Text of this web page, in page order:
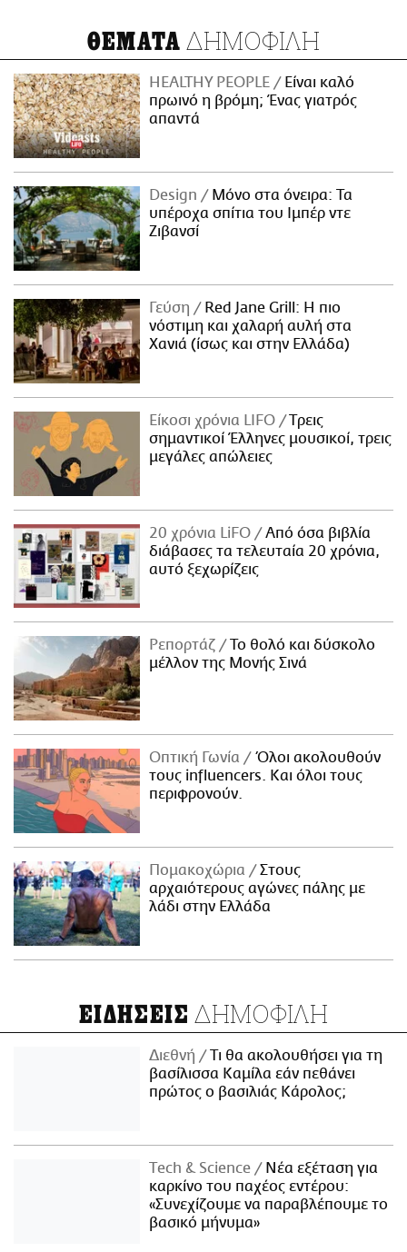
ΘΕΜΑΤΑ ΔΗΜΟΦΙΛΗ
HEALTHY PEOPLE
Είναι καλό
πρωινό η βρόμη; Ένας γιατρός
απαντά
Design
Μόνο στα όνειρα: Τα
υπέροχα σπίτια του Ιμπέρ ντε
Ζιβανσί
Γεύση
Red Jane Grill: Η πιο
νόστιμη και χαλαρή αυλή στα
Χανιά (ίσως και στην Ελλάδα)
Είκοσι χρόνια LIFO
Tρεις
σημαντικοί Έλληνες μουσικοί, τρεις
μεγάλες απώλειες
20 χρόνια LiFO
Από όσα βιβλία
διάβασες τα τελευταία 20 χρόνια,
αυτό ξεχωρίζεις
Ρεπορτάζ
Το θολό και δύσκολο
μέλλον της Μονής Σινά
Οπτική Γωνία
Όλοι ακολουθούν
τους influencers. Και όλοι τους
περιφρονούν.
Πομακοχώρια
Στους
αρχαιότερους αγώνες πάλης με
λάδι στην Ελλάδα
ΕΙΔΗΣΕΙΣ ΔΗΜΟΦΙΛΗ
Διεθνή
Τι θα ακολουθήσει για τη
βασίλισσα Καμίλα εάν πεθάνει
πρώτος ο βασιλιάς Κάρολος;
Τech & Science
Νέα εξέταση για
καρκίνο του παχέος εντέρου:
«Συνεχίζουμε να παραβλέπουμε το
βασικό μήνυμα»